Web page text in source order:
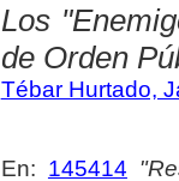
Los
de Orden
Tébar Hurtado,
En: 145414